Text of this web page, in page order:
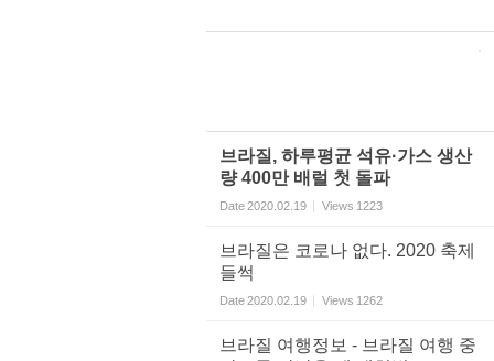
브라질, 하루평균 석유·가스 생산
량 400만 배럴 첫 돌파
Date2020.02.19 Views 1223
브라질은 코로나 없다. 2020 축제
들썩
Date2020.02.19 Views 1262
브라질 여행정보 - 브라질 여행 중